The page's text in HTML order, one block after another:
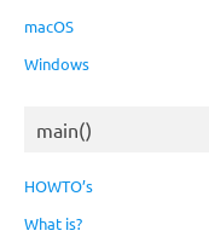
macOS
Windows
main()
HOWTO’s
What is?